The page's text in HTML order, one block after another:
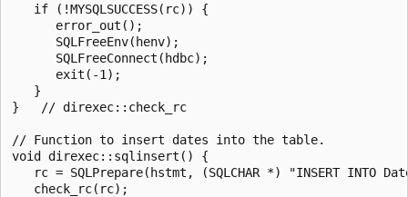
   if (!MYSQLSUCCESS(rc)) {
      error_out();
      SQLFreeEnv(henv);
      SQLFreeConnect(hdbc);
      exit(-1);
   }
}   // direxec::check_rc
// Function to insert dates into the table.
void direxec::sqlinsert() {
rc = SQLPrepare(hstmt, (SQLCHAR *) "INSERT INTO
   check_rc(rc);